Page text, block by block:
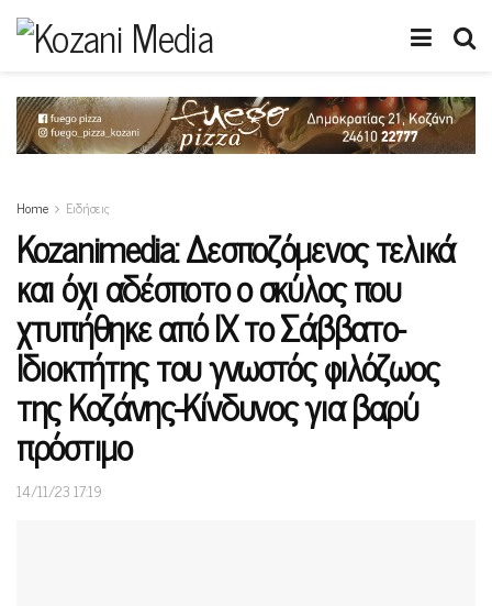
Home Ειδήσεις
Kozanimedia: Δεσποζόμενος τελικά
και όχι αδέσποτο ο σκύλος που
χτυπήθηκε από ΙΧ το Σάββατο-
Ιδιοκτήτης του γνωστός φιλόζωος
της Κοζάνης-Κίνδυνος για βαρύ
πρόστιμο
14/11/23 17:19